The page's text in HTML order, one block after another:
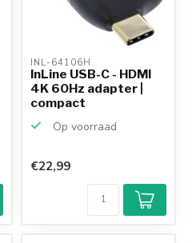
INL-64106H
InLine USB-C - HDMI
4K 60Hz adapter |
compact
Op voorraad
€22,99